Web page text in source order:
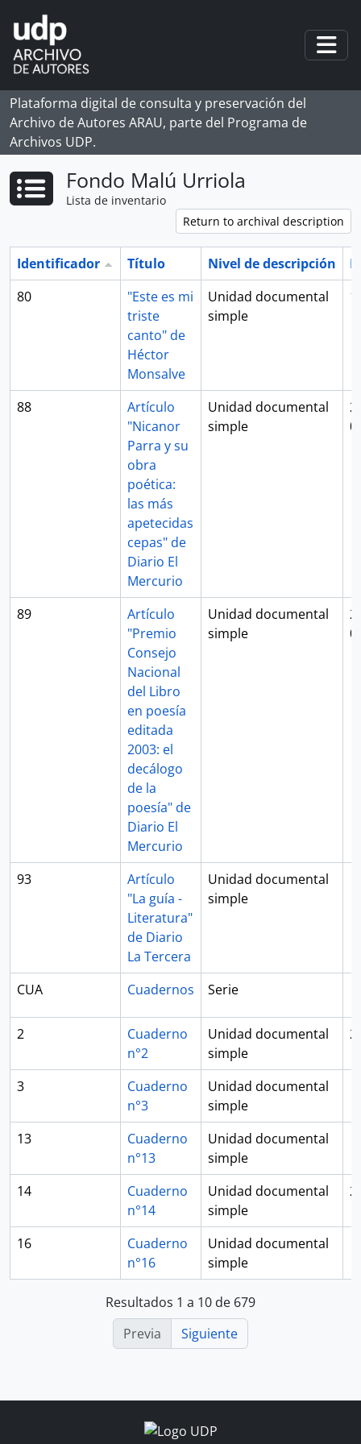
Skip to main content
Plataforma digital de consulta y preservación del
Archivo de Autores ARAU, parte del Programa de
Archivos UDP.
Fondo Malú Urriola
Lista de inventario
Return to archival description
Identificador Título Nivel de descripción
80
"Este es mi
triste
canto" de
Héctor
Monsalve
Unidad documental
simple
88
Artículo
"Nicanor
Parra y su
obra
poética:
las más
apetecidas
cepas" de
Diario El
Mercurio
Unidad documental
simple
89
Artículo
"Premio
Consejo
Nacional
del Libro
en poesía
editada
2003: el
decálogo
de la
poesía" de
Diario El
Mercurio
Unidad documental
simple
93
Artículo
"La guía -
Literatura"
de Diario
La Tercera
Unidad documental
simple
CUA Cuadernos Serie
2
Cuaderno
n°2
Unidad documental
simple
3
Cuaderno
n°3
Unidad documental
simple
13
Cuaderno
n°13
Unidad documental
simple
14
Cuaderno
n°14
Unidad documental
simple
16
Cuaderno
n°16
Unidad documental
simple
Resultados 1 a 10 de 679
Previa
Siguiente